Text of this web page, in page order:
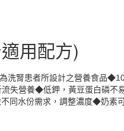
用配方)
腎患者所設計之營養食品
失營養◆低鉀，黃豆蛋白磷不
同水份需求，調整濃度◆奶素